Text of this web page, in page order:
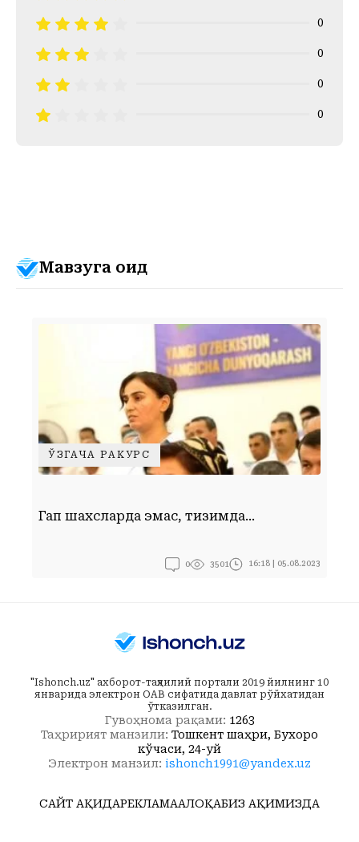
0
0
0
0
Мавзуга оид
ЎЗГАЧА РАКУРС
Гап шахсларда эмас, тизимда...
0 3501 16:18 | 05.08.2023
"Ishonch.uz" ахборот-таҳлилий портали 2019 йилнинг 10
январида электрон ОАВ сифатида давлат рўйхатидан
ўтказилган.
Гувоҳнома рақами: 1263
Таҳририят манзили: Тошкент шаҳри, Бухоро
кўчаси, 24-уй
Электрон манзил: ishonch1991@yandex.uz
САЙТ ҲАҚИДАРЕКЛАМААЛОҚАБИЗ ҲАҚИМИЗДА